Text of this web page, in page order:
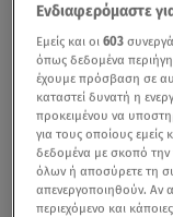
Ενδιαφερόμαστε
Εμείς και οι603
όπως δεδομένα
έχουμε πρόσβαση σε
καταστεί δυνατή η
προκειμένου να
για τους οποίους εμείς
δεδομένα με σκοπό
όλων ή αποσύρετε τη
απενεργοποιηθούν. Αν
περιεχόμενο και